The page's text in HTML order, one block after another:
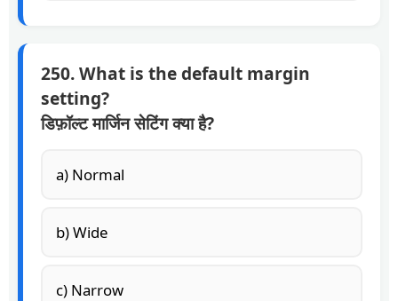
250. What is the default margin
setting?
डिफ़ॉल्ट मार्जिन सेटिंग क्या है?
a) Normal
b) Wide
c) Narrow